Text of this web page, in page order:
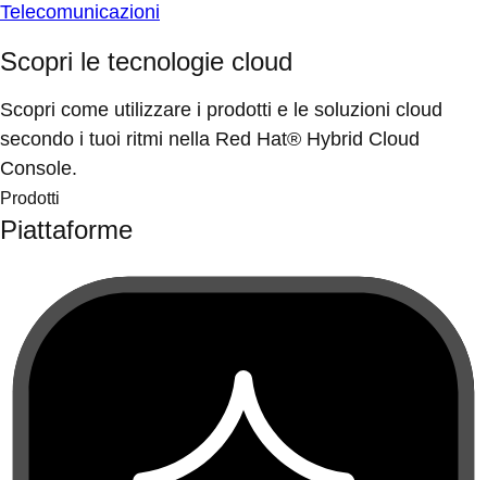
Telecomunicazioni
Scopri le tecnologie cloud
Scopri come utilizzare i prodotti e le soluzioni cloud
secondo i tuoi ritmi nella Red Hat® Hybrid Cloud
Console.
Prodotti
Piattaforme